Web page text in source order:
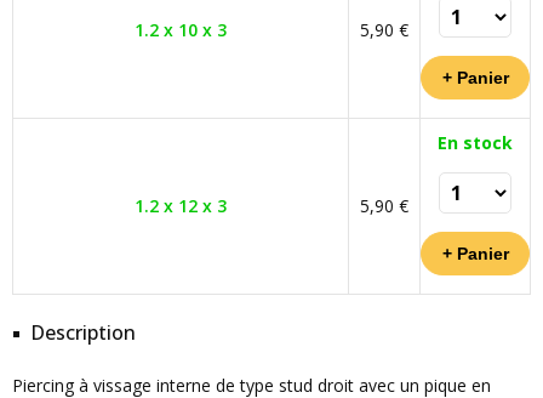
1.2 x 10 x 3 5,90 €
1.2 x 12 x 3 5,90 €
En stock
Description
Piercing à vissage interne de type stud droit avec un pique en